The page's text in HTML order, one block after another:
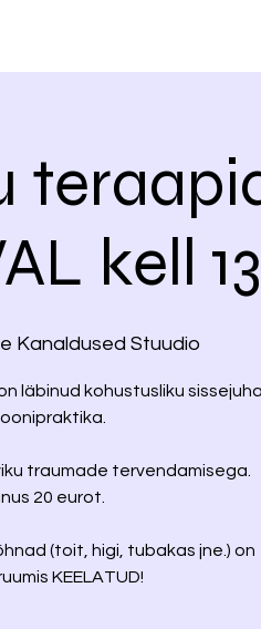
kell
Kanaldused Stuudio
läbinud kohustusliku
traumade tervendamisega.
20 eurot.
(toit, higi, tubakas jne.) on
KEELATUD!